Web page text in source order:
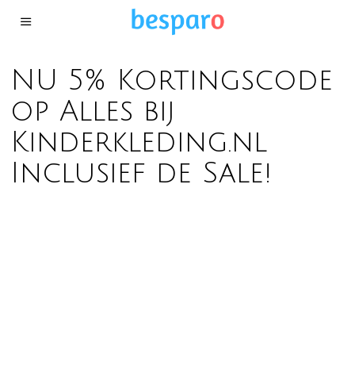
NU 5% Kortingscode
op Alles bij
Kinderkleding.nl
Inclusief de Sale!